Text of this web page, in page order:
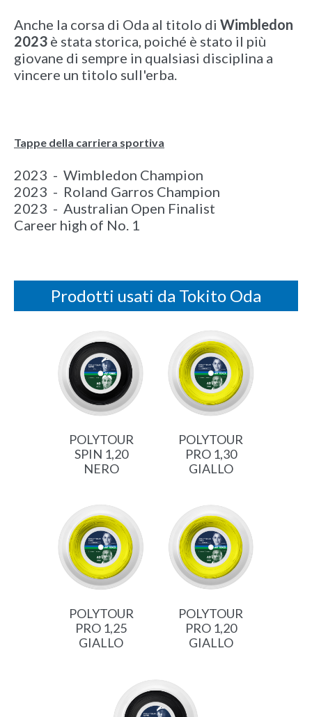
Anche la corsa di Oda al titolo di Wimbledon
2023 è stata storica, poiché è stato il più
giovane di sempre in qualsiasi disciplina a
vincere un titolo sull'erba.
Tappe della carriera sportiva
2023 - Wimbledon Champion
2023 - Roland Garros Champion
2023 - Australian Open Finalist
Career high of No. 1
Prodotti usati da Tokito Oda
POLYTOUR
SPIN 1,20
NERO
POLYTOUR
PRO 1,30
GIALLO
POLYTOUR
PRO 1,25
GIALLO
POLYTOUR
PRO 1,20
GIALLO